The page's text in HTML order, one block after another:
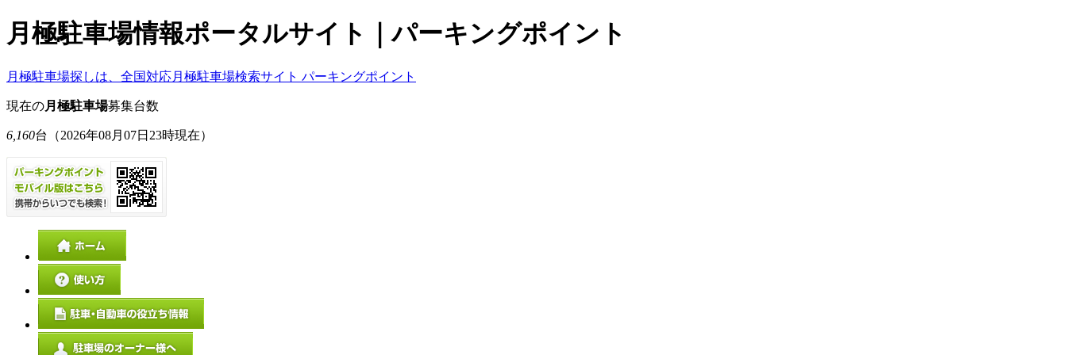
月極駐車場情報ポータルサイト｜パーキングポイント
月極駐車場探しは、全国対応月極駐車場検索サイト パーキングポイント
現在の月極駐車場募集台数
6,160台 （2026年08月07日23時現在）